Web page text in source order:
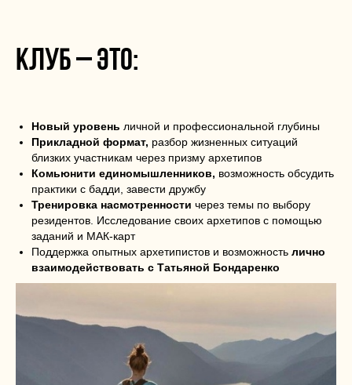
Клуб – это:
Новый уровень личной и профессиональной глубины
Прикладной формат, разбор жизненных ситуаций
близких участникам через призму архетипов
Комьюнити единомышленников, возможность обсудить
практики с бадди, завести дружбу
Тренировка насмотренности через темы по выбору
резидентов. Исследование своих архетипов с помощью
заданий и МАК-карт
Поддержка опытных архетипистов и возможность лично
взаимодействовать с Татьяной Бондаренко